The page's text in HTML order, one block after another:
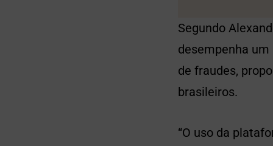
Segundo
desempenha
de fraudes,
brasileiros.
“O uso da